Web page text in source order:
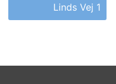
Linds Vej 1